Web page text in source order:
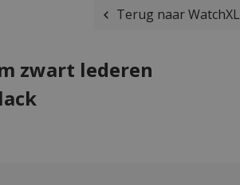
Terug naar WatchXL
zwart lederen